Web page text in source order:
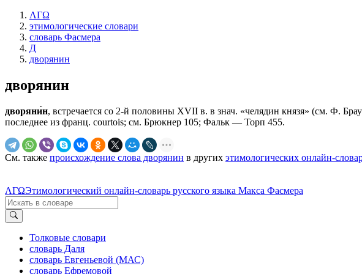
ΛΓΩ
этимологические словари
словарь Фасмера
Д
дворянин
дворянин
дворяни́н, встречается со 2-й половины XVII в. в знач. «челядин князя» (см. Ф.
последнее из франц. courtois; см. Брюкнер 105; Фальк — Торп 455.
См. также происхождение слова дворянин в других этимологических онлайн-
ΛΓΩЭтимологический онлайн-словарь русского языка Макса Фасмера
Толковые словари
словарь Даля
словарь Евгеньевой (МАС)
словарь Ефремовой